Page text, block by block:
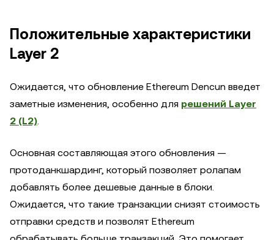
Положительные характеристики
Layer 2
Ожидается, что обновление Ethereum Dencun введет
заметные изменения, особенно для решений Layer
2 (L2).
Основная составляющая этого обновления —
протоданкшардинг, который позволяет ролапам
добавлять более дешевые данные в блоки.
Ожидается, что такие транзакции снизят стоимость
отправки средств и позволят Ethereum